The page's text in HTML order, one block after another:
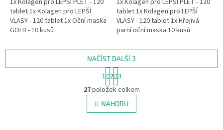
1x Kolagen pro LEPŠÍ PLEŤ - 120
tablet 1x Kolagen pro LEPŠÍ
VLASY - 120 tablet 1x Oční maska
GOLD - 10 kusů
1x Kolagen pro LEPŠÍ PLEŤ - 120
tablet 1x Kolagen pro LEPŠÍ
VLASY - 120 tablet 1x Hřejivá
parní oční maska 10 kusů
O
v
l
á
NAČÍST DALŠÍ 3
t
r
á
n
k
1 2 3
27položek celkem
NAHORU